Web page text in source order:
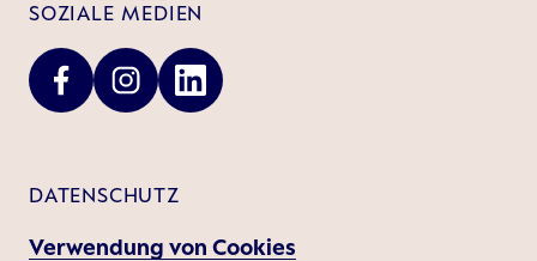
SOZIALE MEDIEN
DATENSCHUTZ
Verwendung von Cookies